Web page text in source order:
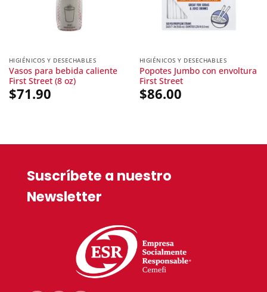
HIGIÉNICOS Y DESECHABLES
Vasos para bebida caliente
First Street (8 oz)
$71.90
HIGIÉNICOS Y DESECHABLES
Popotes Jumbo con envoltura
First Street
$86.00
Suscríbete a nuestro
Newsletter